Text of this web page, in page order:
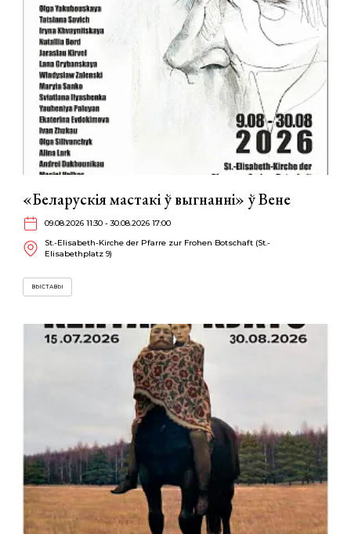
«Беларускія мастакі ў выгнанні» ў Вене
09.08.2026 11:30 - 30.08.2026 17:00
St.-Elisabeth-Kirche der Pfarre zur Frohen Botschaft (St.-
Elisabethplatz 9)
ВЫСТАВЫ